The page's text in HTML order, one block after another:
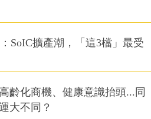
SoIC擴產潮，「這3檔」最受
齡化商機、健康意識抬頭...同
大不同？